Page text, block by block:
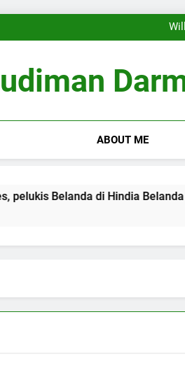
ABOUT ME
Belanda di Hindia Belanda